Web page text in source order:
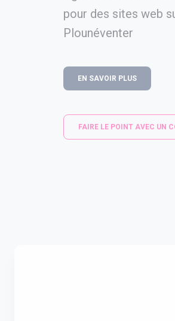
pour des sites web
Plounéventer
EN SAVOIR PLUS
FAIRE LE POINT AVEC UN